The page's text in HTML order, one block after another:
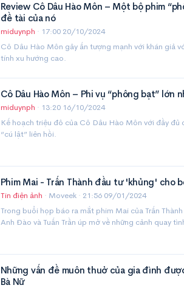
Review Cô Dâu Hào Môn – Một bộ phim
đề tài của nó
miduynph · 17:00 20/10/2024
Cô Dâu Hào Môn gây ấn tượng mạnh với khán giả
tính xu hướng cao.
Cô Dâu Hào Môn – Phi vụ “phông bạt” lớn
miduynph · 13:20 16/10/2024
Kế hoạch triệu đô của Cô Dâu Hào Môn với đầy đủ
“cú lật” liên hồi.
Phim Mai - Trấn Thành đầu tư 'khủng' cho
Tin điện ảnh · Moveek · 21:56 09/01/2024
Trong buổi họp báo ra mắt phim Mai của Trấn
Anh Đào và Tuấn Trần úp mở về những cảnh quay
Những vấn đề muôn thuở của gia đình
Bà Nữ